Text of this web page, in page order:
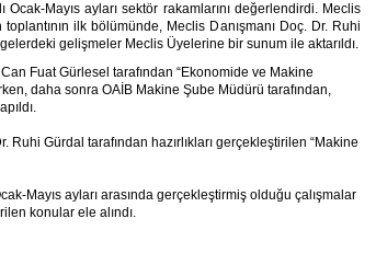
Mayıs ayları sektör rakamlarını değerlendirdi. Meclis
ilk bölümünde, Meclis Danışmanı Doç. Dr. Ruhi
gelişmeler Meclis Üyelerine bir sunum ile aktarıldı.​
Fuat Gürlesel tarafından “Ekonomide ve Makine
daha sonra OAİB Makine Şube Müdürü tarafından,
Ruhi Gürdal tarafından hazırlıkları gerçekleştirilen “Makine
Mayıs ayları arasında gerçekleştirmiş olduğu çalışmalar
konular ele alındı.